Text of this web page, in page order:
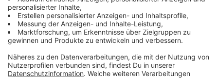
Zum Newsletter anmelden